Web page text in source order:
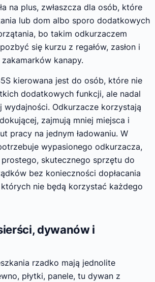
na plus, zwłaszcza dla osób, które
lub dom albo sporo dodatkowych
bo takim odkurzaczem
się kurzu z regałów, zasłon i
kanapy.
kierowana jest do osób, które nie
dodatkowych funkcji, ale nadal
wydajności. Odkurzacze korzystają
zajmują mniej miejsca i
pracy na jednym ładowaniu. W
wypasionego odkurzacza,
skutecznego sprzętu do
bez konieczności dopłacania
nie będą korzystać każdego
dywanów i
rzadko mają jednolite
płytki, panele, tu dywan z